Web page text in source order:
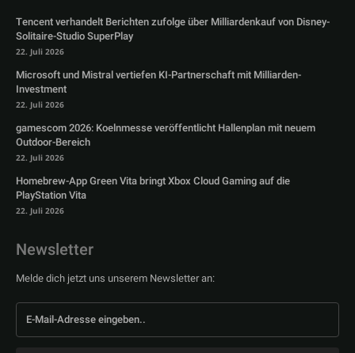
Tencent verhandelt Berichten zufolge über Milliardenkauf von Disney-
Solitaire-Studio SuperPlay
22. Juli 2026
Microsoft und Mistral vertiefen KI-Partnerschaft mit Milliarden-
Investment
22. Juli 2026
gamescom 2026: Koelnmesse veröffentlicht Hallenplan mit neuem
Outdoor-Bereich
22. Juli 2026
Homebrew-App Green Vita bringt Xbox Cloud Gaming auf die
PlayStation Vita
22. Juli 2026
Newsletter
Melde dich jetzt uns unserem Newsletter an: